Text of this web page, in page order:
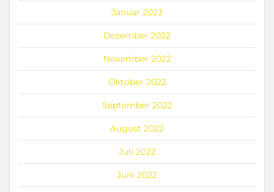
Januar 2023
Dezember 2022
November 2022
Oktober 2022
September 2022
August 2022
Juli 2022
Juni 2022